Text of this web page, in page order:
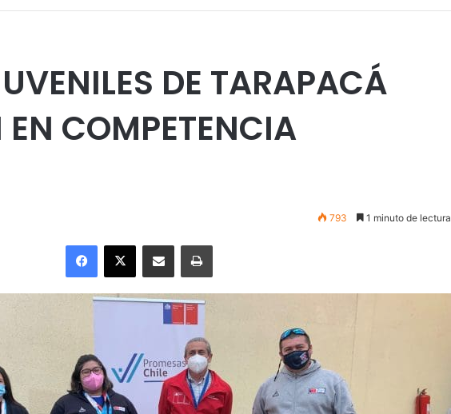
DE TARAPACÁ
EN COMPETENCIA
793 1 minuto de lectura
Facebook
X Enviar vía email Imprimir